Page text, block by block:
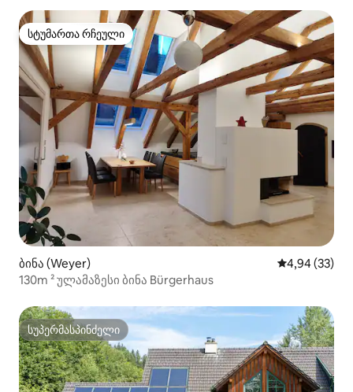
სტუმართა რჩეული
სტუმართა რჩეული
ბინა (Weyer) საშუალო
4,94 (33)
130m ² ულამაზესი ბინა Bürgerhaus
სუპერმასპინძელი
სუპერმასპინძელი